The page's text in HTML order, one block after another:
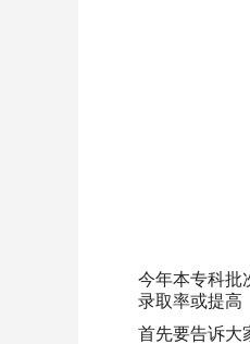
今年本专科批
录取率或提高
首先要告诉大